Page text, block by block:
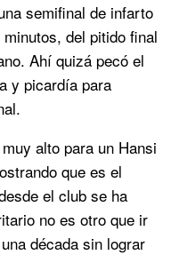
semifinal de infarto
del pitido final
Ahí quizá pecó el
y picardía para
alto para un Hansi
que es el
el club se ha
no es otro que ir
década sin lograr